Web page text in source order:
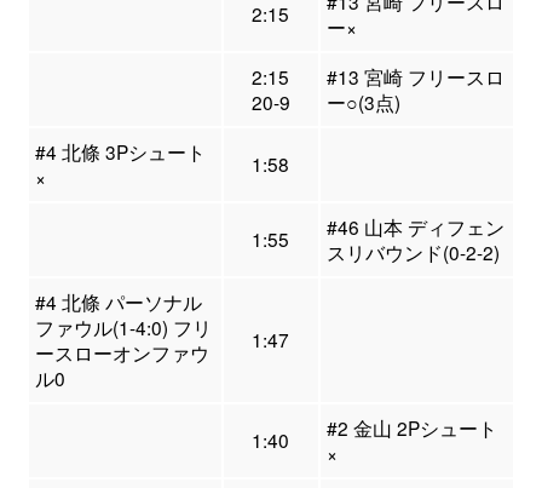
2:15
ー×
2:15
20-9
#13 宮崎 フリースロ
ー○(3点)
#4 北條 3Pシュート
×
1:58
1:55
#46 山本 ディフェン
スリバウンド(0-2-2)
#4 北條 パーソナル
ファウル(1-4:0) フリ
ースローオンファウ
ル0
1:47
1:40
#2 金山 2Pシュート
×